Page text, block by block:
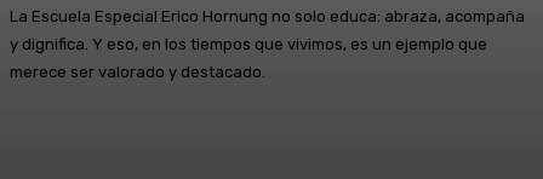
La Escuela Especial Erico Hornung no solo educa: abraza, acompaña
y dignifica. Y eso, en los tiempos que vivimos, es un ejemplo que
merece ser valorado y destacado.